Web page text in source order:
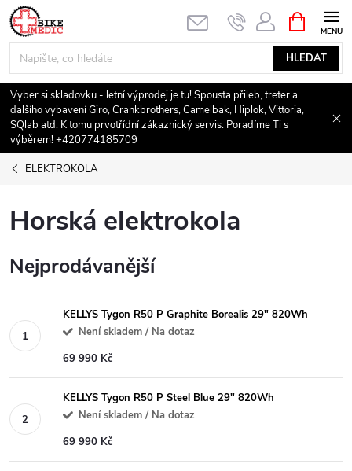
Přejít
na
obsah
HLEDAT
NÁKUPNÍ
KOŠÍK
Vyber si skladovku - letní výprodej je tu! Spousta přileb, treter a
dalšího vybavení Giro, Crankbrothers, Camelbak, Hiplok, Vittoria,
SQlab atd. K tomu prvotřídní zákaznický servis. Poradíme Ti s
výběrem! +420774185709
ELEKTROKOLA
Horská elektrokola
Nejprodávanější
KELLYS Tygon R50 P Graphite Borealis 29" 820Wh
Není skladem / Na dotaz
69 990 Kč
KELLYS Tygon R50 P Steel Blue 29" 820Wh
Není skladem / Na dotaz
69 990 Kč